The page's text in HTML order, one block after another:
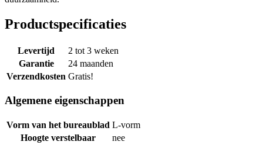
Productspecificaties
Levertijd
2 tot 3 weken
Garantie
24 maanden
Verzendkosten Gratis!
Algemene eigenschappen
Vorm van het bureaublad L-vorm
Hoogte verstelbaar
nee